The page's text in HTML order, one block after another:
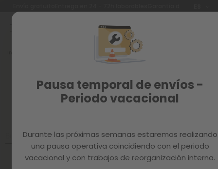
Pausa temporal de envíos -
Periodo vacacional
Durante las próximas semanas estaremos realizando
una pausa operativa coincidiendo con el periodo
vacacional y con trabajos de reorganización interna.
¿Tienes dudas?
¡MCHAUS RESPONDE!